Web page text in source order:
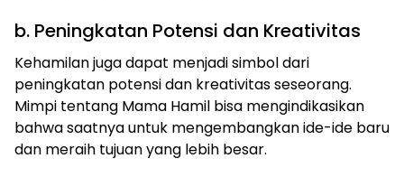
b. Peningkatan Potensi dan Kreativitas
Kehamilan juga dapat menjadi simbol dari
peningkatan potensi dan kreativitas seseorang.
Mimpi tentang Mama Hamil bisa mengindikasikan
bahwa saatnya untuk mengembangkan ide-ide baru
dan meraih tujuan yang lebih besar.